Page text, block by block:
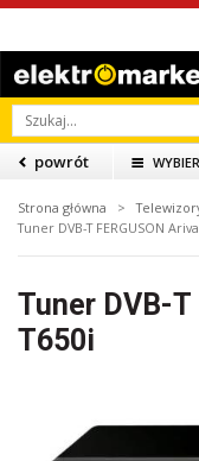
powrót
Strona główna >
Tuner DVB-T FERGUSON
Tuner DVB-T
T650i